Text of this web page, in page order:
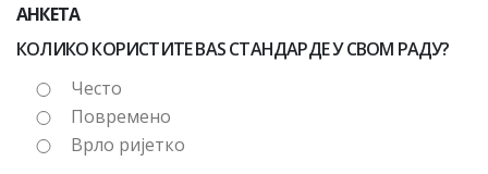
АНКЕТА
КОЛИКО КОРИСТИТЕ BAS СТАНДАРДЕ У СВОМ РАДУ?
Често
Повремено
Врло ријетко